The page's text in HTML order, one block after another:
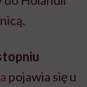
pojawia się u